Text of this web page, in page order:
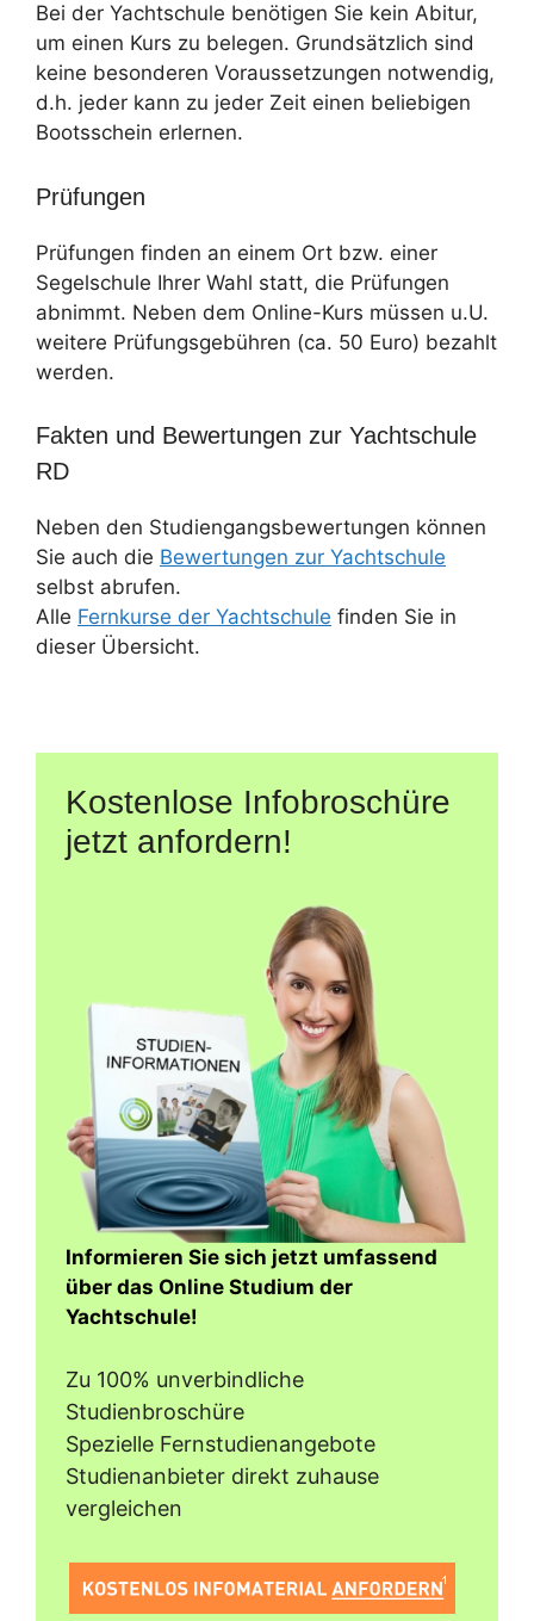
Bei der Yachtschule benötigen Sie kein Abitur,
um einen Kurs zu belegen. Grundsätzlich sind
keine besonderen Voraussetzungen notwendig,
d.h. jeder kann zu jeder Zeit einen beliebigen
Bootsschein erlernen.
Prüfungen
Prüfungen finden an einem Ort bzw. einer
Segelschule Ihrer Wahl statt, die Prüfungen
abnimmt. Neben dem Online-Kurs müssen u.U.
weitere Prüfungsgebühren (ca. 50 Euro) bezahlt
werden.
Fakten und Bewertungen zur Yachtschule
RD
Neben den Studiengangsbewertungen können
Sie auch die Bewertungen zur Yachtschule
selbst abrufen.
Alle Fernkurse der Yachtschule finden Sie in
dieser Übersicht.
Kostenlose Infobroschüre
jetzt anfordern!
Informieren Sie sich jetzt umfassend
über das Online Studium der
Yachtschule!
Zu 100% unverbindliche
Studienbroschüre
Spezielle Fernstudienangebote
Studienanbieter direkt zuhause
vergleichen